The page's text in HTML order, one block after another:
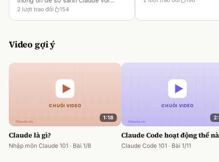
ChatGPT. Hiện chỉ có tài liệu về
2 lượt trao đổi 154
Video gợi ý
1:18
Claude là gì?
Nhập môn Claude 101 · Bài 1/8
Claude Code hoạt động thế
Claude Code 101 · Bài 1/11